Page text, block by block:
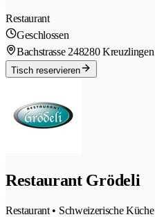
Restaurant
Geschlossen
Bachstrasse 248280 Kreuzlingen
Tisch reservieren
Restaurant Grödeli
Restaurant • Schweizerische Küche